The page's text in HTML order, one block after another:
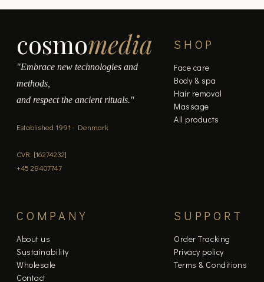
cosmomedia
"Embrace new technologies and
methods,
and respect the ancient rituals."
Established 1991 · Denmark
CVR: [16274232]
+45 28407747
SHOP
Face care
Body & spa
Hair removal
Massage
All products
COMPANY
About us
Sustainability
Wholesale
Contact
SUPPORT
Order Tracking
Privacy policy
Terms & Conditions